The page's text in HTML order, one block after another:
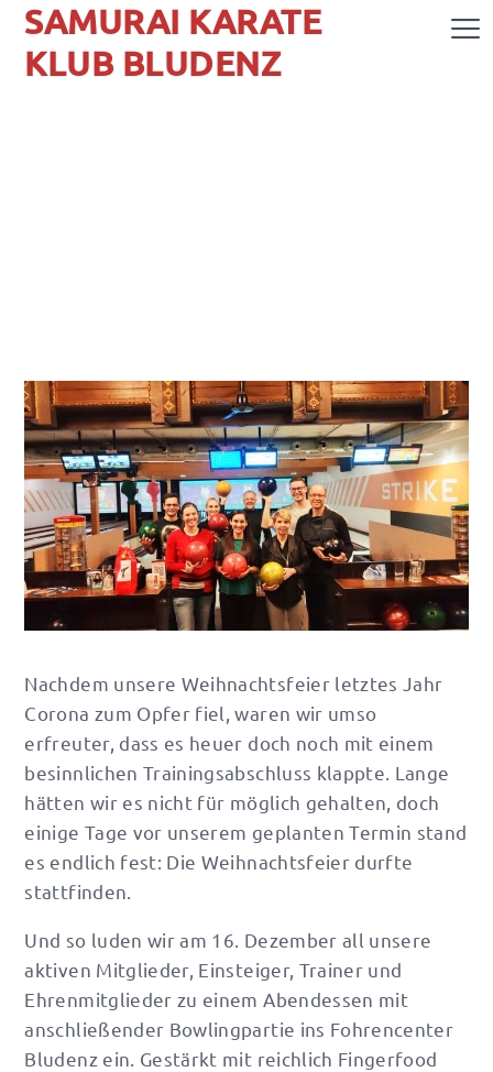
SAMURAI KARATE
KLUB BLUDENZ
Nachdem unsere Weihnachtsfeier letztes Jahr
Corona zum Opfer fiel, waren wir umso
erfreuter, dass es heuer doch noch mit einem
besinnlichen Trainingsabschluss klappte. Lange
hätten wir es nicht für möglich gehalten, doch
einige Tage vor unserem geplanten Termin stand
es endlich fest: Die Weihnachtsfeier durfte
stattfinden.
Und so luden wir am 16. Dezember all unsere
aktiven Mitglieder, Einsteiger, Trainer und
Ehrenmitglieder zu einem Abendessen mit
anschließender Bowlingpartie ins Fohrencenter
Bludenz ein. Gestärkt mit reichlich Fingerfood